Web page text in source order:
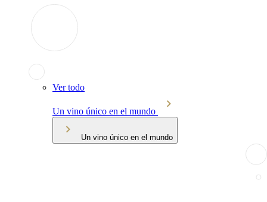
Ver todo
Un vino único en el mundo
Un vino único en el mundo